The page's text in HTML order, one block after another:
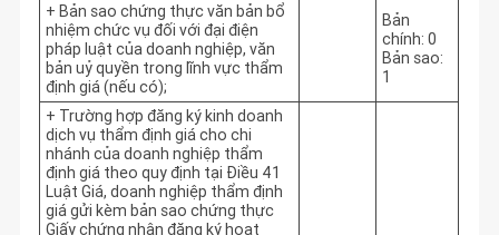
+ Bản sao chứng thực văn bản bổ
nhiệm chức vụ đối với đại điện
pháp luật của doanh nghiệp, văn
bản uỷ quyền trong lĩnh vực thẩm
định giá (nếu có);
Bản
chính: 0
Bản sao:
1
+ Trường hợp đăng ký kinh doanh
dịch vụ thẩm định giá cho chi
nhánh của doanh nghiệp thẩm
định giá theo quy định tại Điều 41
Luật Giá, doanh nghiệp thẩm định
giá gửi kèm bản sao chứng thực
Giấy chứng nhận đăng ký hoạt